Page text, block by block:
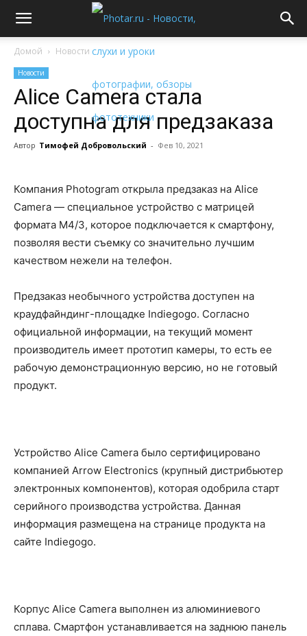
Домой Новости
Новости
Alice Camera стала
доступна для предзаказа
Автор Тимофей Добровольский - Фев 10, 2021
Компания Photogram открыла предзаказ на Alice
Camera — специальное устройство с матрицей
формата M4/3, которое подключается к смартфону,
позволяя вести съемку со значительно лучшим
качеством нежели на телефон.
Предзаказ необычного устройства доступен на
краудфайндинг-площадке Indiegogo. Согласно
официальной информации, на текущий момент
производитель имеет прототип камеры, то есть ее
рабочую демонстрационную версию, но не готовый
продукт.
Устройство Alice Camera было сертифицировано
компанией Arrow Electronics (крупный дистрибьютер
электронных компонентов), которая одобрила старт
серийного производства устройства. Данная
информация размещена на странице продукта на
сайте Indiegogo.
Корпус Alice Camera выполнен из алюминиевого
сплава. Смартфон устанавливается на заднюю панель